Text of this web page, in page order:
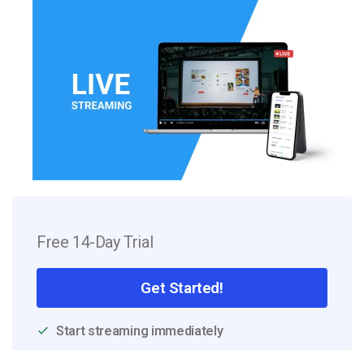
Free 14-Day Trial
Get Started!
Start streaming immediately